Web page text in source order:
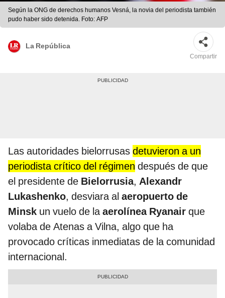
Según la ONG de derechos humanos Vesná, la novia del periodista también
pudo haber sido detenida. Foto: AFP
La República
Compartir
Las autoridades bielorrusas detuvieron a un
periodista crítico del régimen después de que
el presidente de Bielorrusia, Alexandr
Lukashenko, desviara al aeropuerto de
Minsk un vuelo de laaerolínea Ryanair que
volaba de Atenas a Vilna, algo que ha
provocado críticas inmediatas de la comunidad
internacional.